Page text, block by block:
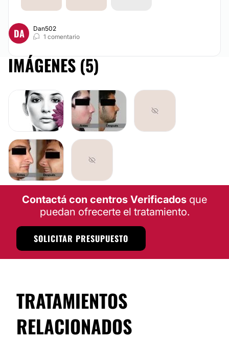
DA
Dan502
1 comentario
IMÁGENES (5)
RINOPLASTIA LIPOESCULTURA
Contactá con centros Verificados que
puedan ofrecerte el tratamiento.
SOLICITAR PRESUPUESTO
TRATAMIENTOS
RELACIONADOS